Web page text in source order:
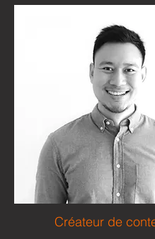
Créateur de